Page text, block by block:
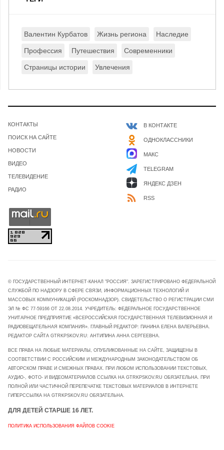
Валентин Курбатов Жизнь региона Наследие
Профессия Путешествия Современники
Страницы истории Увлечения
КОНТАКТЫ
ПОИСК НА САЙТЕ
НОВОСТИ
ВИДЕО
ТЕЛЕВИДЕНИЕ
РАДИО
В КОНТАКТЕ
ОДНОКЛАССНИКИ
МАКС
TELEGRAM
ЯНДЕКС ДЗЕН
RSS
© ГОСУДАРСТВЕННЫЙ ИНТЕРНЕТ-КАНАЛ "РОССИЯ". ЗАРЕГИСТРИРОВАНО ФЕДЕРАЛЬНОЙ
СЛУЖБОЙ ПО НАДЗОРУ В СФЕРЕ СВЯЗИ, ИНФОРМАЦИОННЫХ ТЕХНОЛОГИЙ И
МАССОВЫХ КОММУНИКАЦИЙ (РОСКОМНАДЗОР). СВИДЕТЕЛЬСТВО О РЕГИСТРАЦИИ СМИ
ЭЛ № ФС 77-59166 ОТ 22.08.2014. УЧРЕДИТЕЛЬ: ФЕДЕРАЛЬНОЕ ГОСУДАРСТВЕННОЕ
УНИТАРНОЕ ПРЕДПРИЯТИЕ «ВСЕРОССИЙСКАЯ ГОСУДАРСТВЕННАЯ ТЕЛЕВИЗИОННАЯ И
РАДИОВЕЩАТЕЛЬНАЯ КОМПАНИЯ». ГЛАВНЫЙ РЕДАКТОР: ПАНИНА ЕЛЕНА ВАЛЕРЬЕВНА.
РЕДАКТОР САЙТА GTRKPSKOV.RU: АНТИПИНА АННА СЕРГЕЕВНА.
ВСЕ ПРАВА НА ЛЮБЫЕ МАТЕРИАЛЫ, ОПУБЛИКОВАННЫЕ НА САЙТЕ, ЗАЩИЩЕНЫ В
СООТВЕТСТВИИ С РОССИЙСКИМ И МЕЖДУНАРОДНЫМ ЗАКОНОДАТЕЛЬСТВОМ ОБ
АВТОРСКОМ ПРАВЕ И СМЕЖНЫХ ПРАВАХ. ПРИ ЛЮБОМ ИСПОЛЬЗОВАНИИ ТЕКСТОВЫХ,
АУДИО-, ФОТО- И ВИДЕОМАТЕРИАЛОВ ССЫЛКА НА GTRKPSKOV.RU ОБЯЗАТЕЛЬНА. ПРИ
ПОЛНОЙ ИЛИ ЧАСТИЧНОЙ ПЕРЕПЕЧАТКЕ ТЕКСТОВЫХ МАТЕРИАЛОВ В ИНТЕРНЕТЕ
ГИПЕРССЫЛКА НА GTRKPSKOV.RU ОБЯЗАТЕЛЬНА.
ДЛЯ ДЕТЕЙ СТАРШЕ 16 ЛЕТ.
ПОЛИТИКА ИСПОЛЬЗОВАНИЯ ФАЙЛОВ COOKIE